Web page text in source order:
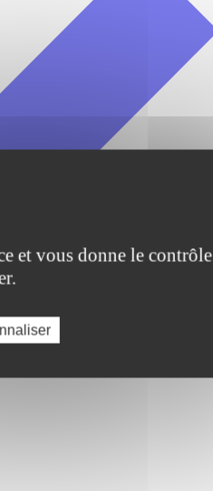
et vous donne le contrôle